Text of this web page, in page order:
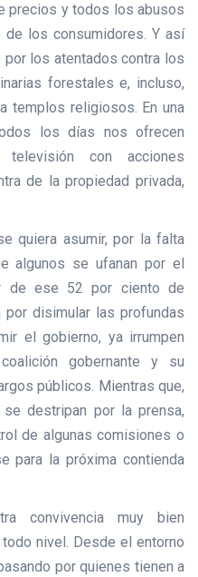
precios y todos los abusos
los consumidores. Y así
los atentados contra los
forestales e, incluso,
templos religiosos. En una
los días nos ofrecen
con acciones
de la propiedad privada,
quiera asumir, por la falta
algunos se ufanan por el
de ese 52 por ciento de
disimular las profundas
el gobierno, ya irrumpen
gobernante y su
públicos. Mientras que,
destripan por la prensa,
de algunas comisiones o
para la próxima contienda
convivencia muy bien
nivel. Desde el entorno
por quienes tienen a